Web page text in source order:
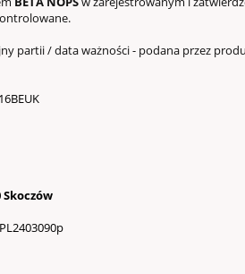
partii / data ważności - podana przez